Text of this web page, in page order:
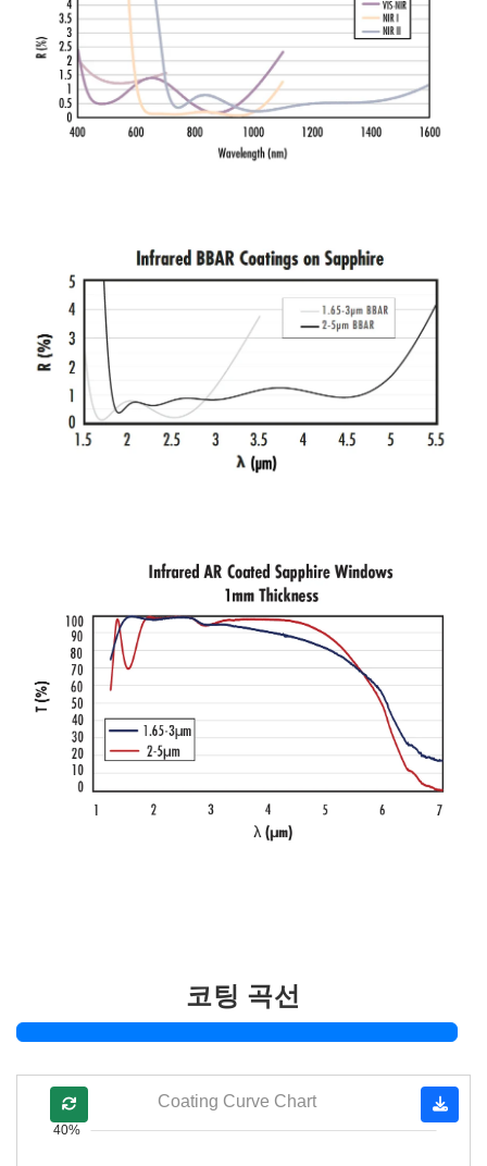
코팅 곡선
40%
Coating Curve Chart